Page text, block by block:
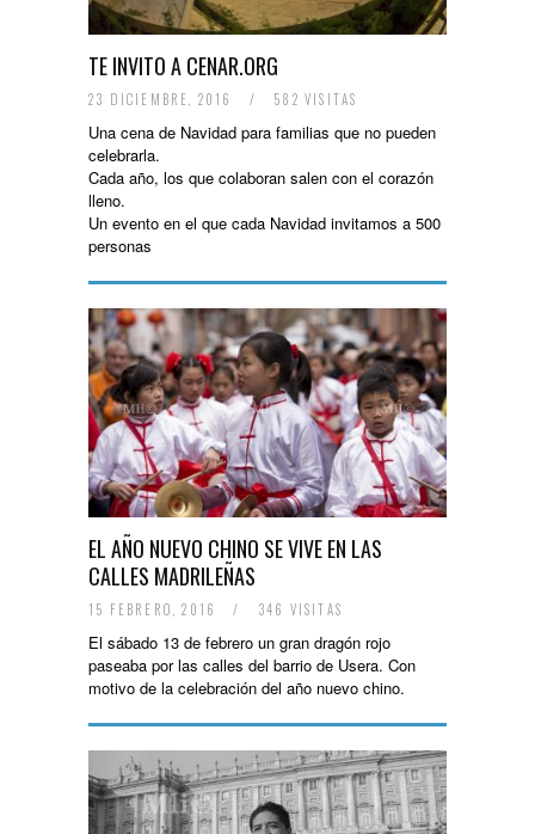
TE INVITO A CENAR.ORG
23 DICIEMBRE, 2016 / 582 VISITAS
Una cena de Navidad para familias que no pueden
celebrarla.
Cada año, los que colaboran salen con el corazón
lleno.
Un evento en el que cada Navidad invitamos a 500
personas
EL AÑO NUEVO CHINO SE VIVE EN LAS
CALLES MADRILEÑAS
15 FEBRERO, 2016 / 346 VISITAS
El sábado 13 de febrero un gran dragón rojo
paseaba por las calles del barrio de Usera. Con
motivo de la celebración del año nuevo chino.